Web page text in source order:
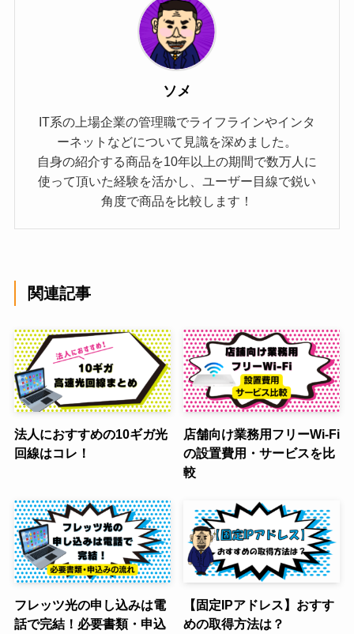
ソメ
IT系の上場企業の管理職でライフラインやインタ
ーネットなどについて見識を深めました。
自身の紹介する商品を10年以上の期間で数万人に
使って頂いた経験を活かし、ユーザー目線で鋭い
角度で商品を比較します！
関連記事
法人におすすめの10ギガ光
回線はコレ！
店舗向け業務用フリーWi-Fi
の設置費用・サービスを比
較
フレッツ光の申し込みは電
話で完結！必要書類・申込
【固定IPアドレス】おすす
めの取得方法は？